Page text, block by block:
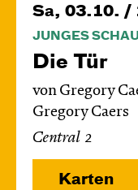
Sa, 03.10. /
JUNGES
Die Tür
von Gregory
Gregory Caers
Central 2
Karten